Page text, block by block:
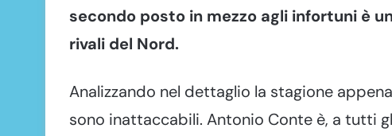
secondo posto in mezzo agli infortuni è
rivali del Nord.
Analizzando nel dettaglio la stagione
sono inattaccabili. Antonio Conte è, a tutti